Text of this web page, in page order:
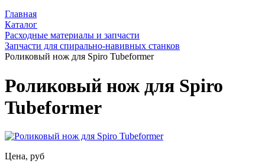
Главная
Каталог
Расходные материалы и запчасти
Запчасти для спирально-навивных станков
Роликовый нож для Spiro Tubeformer
Роликовый нож для Spiro
Tubeformer
Цена, руб